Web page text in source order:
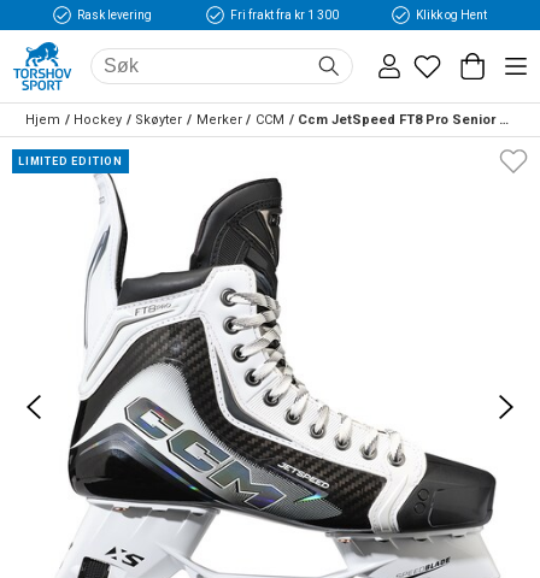
Rask levering Fri frakt fra kr 1 300 Klikk og Hent
Hjem Hockey Skøyter Merker CCM Ccm JetSpeed FT8 Pro Senior Hockeyskøyte WHITE
LIMITED EDITION